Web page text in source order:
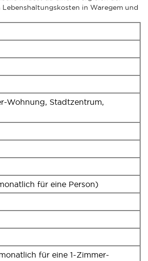
in Waregem und
Wohnung, Stadtzentrum,
für eine Person)
für eine 1-Zimmer-